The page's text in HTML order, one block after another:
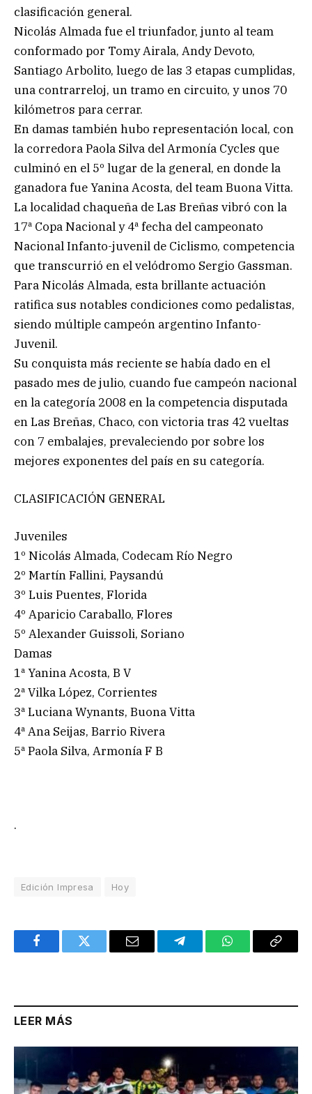
clasificación general.
Nicolás Almada fue el triunfador, junto al team
conformado por Tomy Airala, Andy Devoto,
Santiago Arbolito, luego de las 3 etapas cumplidas,
una contrarreloj, un tramo en circuito, y unos 70
kilómetros para cerrar.
En damas también hubo representación local, con
la corredora Paola Silva del Armonía Cycles que
culminó en el 5º lugar de la general, en donde la
ganadora fue Yanina Acosta, del team Buona Vitta.
La localidad chaqueña de Las Breñas vibró con la
17ª Copa Nacional y 4ª fecha del campeonato
Nacional Infanto-juvenil de Ciclismo, competencia
que transcurrió en el velódromo Sergio Gassman.
Para Nicolás Almada, esta brillante actuación
ratifica sus notables condiciones como pedalistas,
siendo múltiple campeón argentino Infanto-
Juvenil.
Su conquista más reciente se había dado en el
pasado mes de julio, cuando fue campeón nacional
en la categoría 2008 en la competencia disputada
en Las Breñas, Chaco, con victoria tras 42 vueltas
con 7 embalajes, prevaleciendo por sobre los
mejores exponentes del país en su categoría.
CLASIFICACIÓN GENERAL
Juveniles
1º Nicolás Almada, Codecam Río Negro
2º Martín Fallini, Paysandú
3º Luis Puentes, Florida
4º Aparicio Caraballo, Flores
5º Alexander Guissoli, Soriano
Damas
1ª Yanina Acosta, B V
2ª Vilka López, Corrientes
3ª Luciana Wynants, Buona Vitta
4ª Ana Seijas, Barrio Rivera
5ª Paola Silva, Armonía F B
.
Edición Impresa Hoy
FacebookTwitter Email TelegramWhatsAppCopy
LEER MÁS